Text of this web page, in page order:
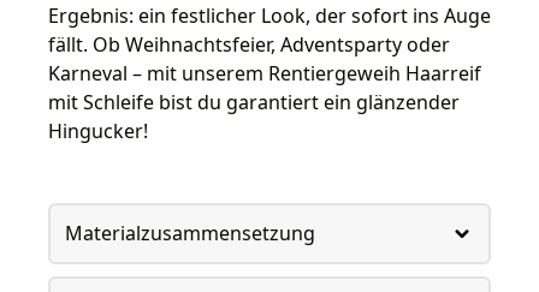
Ergebnis: ein festlicher Look, der sofort ins Auge
fällt. Ob Weihnachtsfeier, Adventsparty oder
Karneval – mit unserem Rentiergeweih Haarreif
mit Schleife bist du garantiert ein glänzender
Hingucker!
Materialzusammensetzung